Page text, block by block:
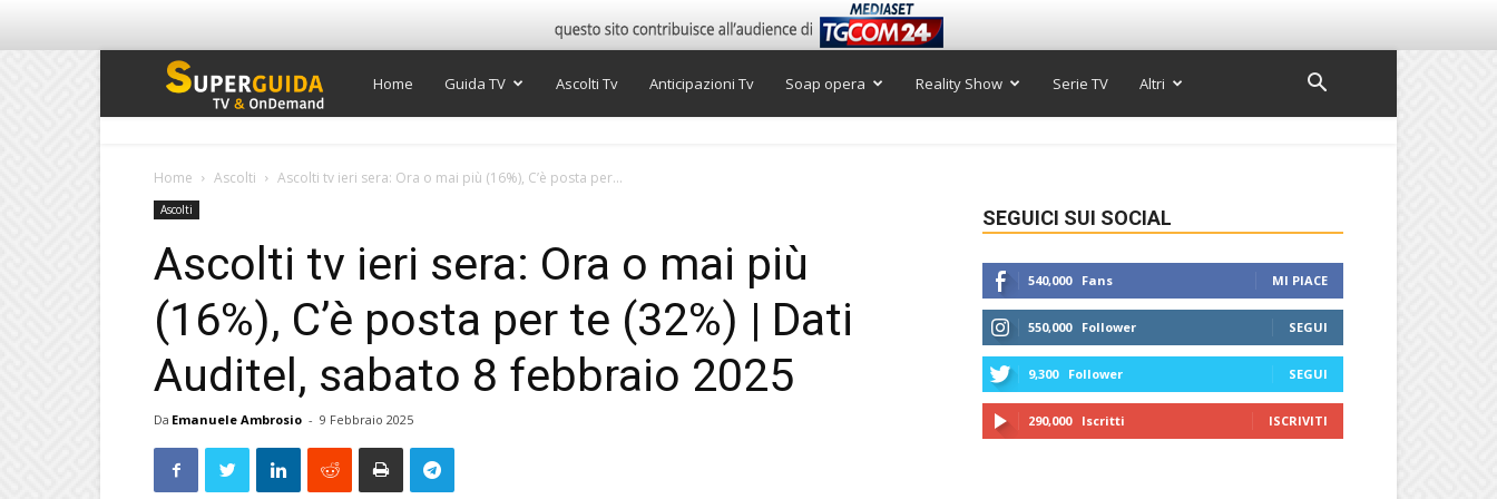
Super
Home Guida TV Ascolti Tv Anticipazioni Tv Soap opera Reality Show Serie TV Altri
Home Ascolti Ascolti tv ieri sera: Ora o mai più (16%), C’è posta per...
Ascolti
Ascolti tv ieri sera: Ora o mai più
(16%), C’è posta per te (32%) | Dati
Auditel, sabato 8 febbraio 2025
Da Emanuele Ambrosio - 9 Febbraio 2025
SEGUICI SUI SOCIAL
540,000 Fans MI PIACE
550,000 Follower SEGUI
9,300 Follower SEGUI
290,000 Iscritti ISCRIVITI